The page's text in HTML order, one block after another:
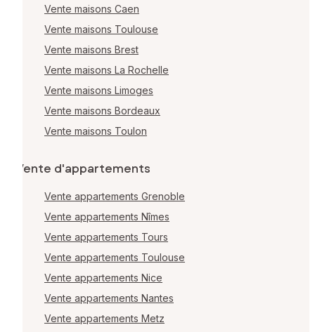
Vente maisons Caen
Vente maisons Toulouse
Vente maisons Brest
Vente maisons La Rochelle
Vente maisons Limoges
Vente maisons Bordeaux
Vente maisons Toulon
Vente d'appartements
Vente appartements Grenoble
Vente appartements Nîmes
Vente appartements Tours
Vente appartements Toulouse
Vente appartements Nice
Vente appartements Nantes
Vente appartements Metz